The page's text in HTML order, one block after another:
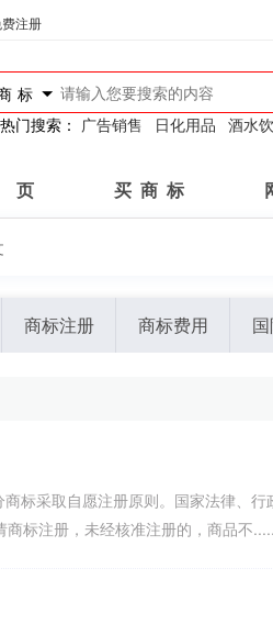
注册
标
热门搜索： 广告销售 日化用品 酒水
买 商 标
商标注册 商标费用
标采取自愿注册原则。国家法律、
标注册，未经核准注册的，商品不